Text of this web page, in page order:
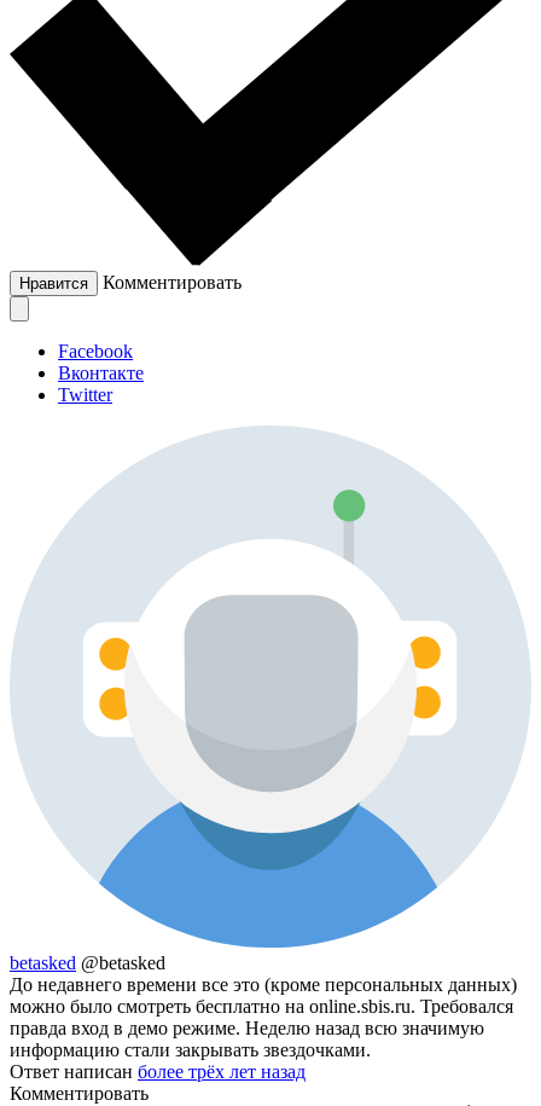
Нравится Комментировать
Facebook
Вконтакте
Twitter
betasked @betasked
До недавнего времени все это (кроме персональных данных)
можно было смотреть бесплатно на online.sbis.ru. Требовался
правда вход в демо режиме. Неделю назад всю значимую
информацию стали закрывать звездочками.
Ответ написан более трёх лет назад
Комментировать